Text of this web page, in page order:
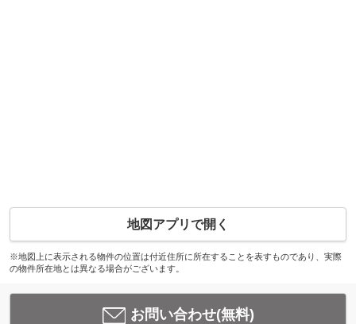
地図アプリで開く
※地図上に表示される物件の位置は付近住所に所在することを表すものであり、実際
の物件所在地とは異なる場合がございます。
お問い合わせ(無料)